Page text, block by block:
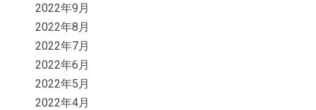
2022年9月
2022年8月
2022年7月
2022年6月
2022年5月
2022年4月